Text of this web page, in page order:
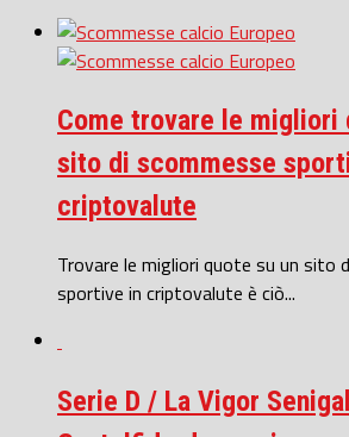
Come trovare le migliori
sito di scommesse
criptovalute
Trovare le migliori quote su un sito
sportive in criptovalute è ciò...
Serie D / La Vigor